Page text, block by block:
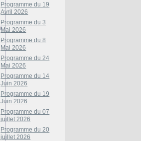
Programme du 19
Avril 2026
Programme du 3
Mai 2026
Programme du 8
Mai 2026
Programme du 24
Mai 2026
Programme du 14
Juin 2026
Programme du 19
Juin 2026
Programme du 07
juillet 2026
Programme du 20
juillet 2026